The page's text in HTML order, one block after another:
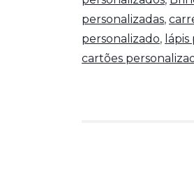
personalizadas,
personalizado,
cartões